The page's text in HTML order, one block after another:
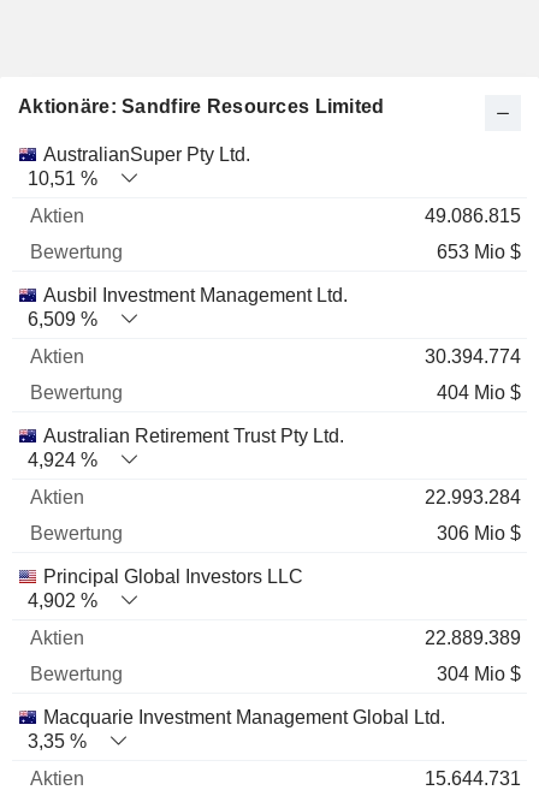
Aktionäre: Sandfire Resources Limited
Name Aktien % Bewertung
AustralianSuper Pty Ltd.
10,51 %
49.086.815
653 Mio $
Ausbil Investment Management Ltd.
6,509 %
30.394.774
404 Mio $
Australian Retirement Trust Pty Ltd.
4,924 %
22.993.284
306 Mio $
Principal Global Investors LLC
4,902 %
22.889.389
304 Mio $
Macquarie Investment Management Global Ltd.
3,35 %
15.644.731